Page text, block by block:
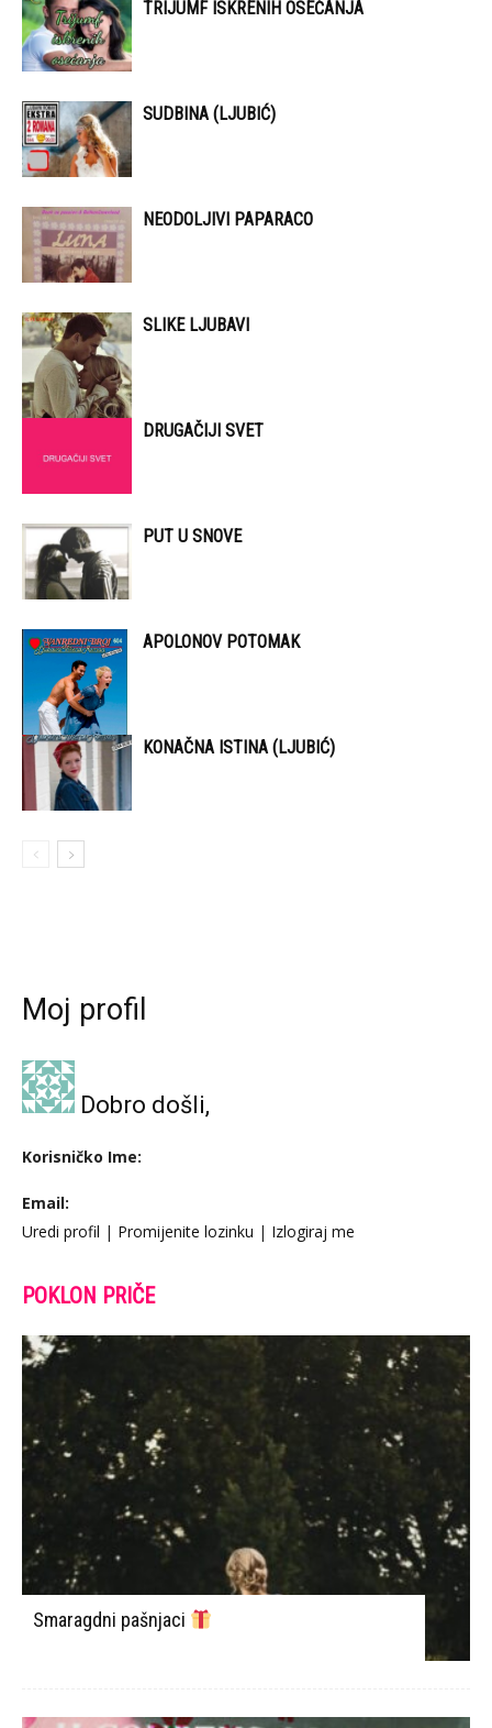
TRIJUMF ISKRENIH OSEĆANJA
SUDBINA (LJUBIĆ)
NEODOLJIVI PAPARACO
SLIKE LJUBAVI
DRUGAČIJI SVET
PUT U SNOVE
APOLONOV POTOMAK
KONAČNA ISTINA (LJUBIĆ)
Moj profil
Dobro došli,
Korisničko Ime:
Email:
Uredi profil | Promijenite lozinku | Izlogiraj me
POKLON PRIČE
Smaragdni pašnjaci